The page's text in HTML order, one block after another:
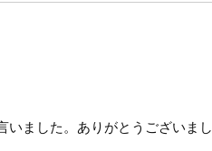
ました。ありがとうございまし